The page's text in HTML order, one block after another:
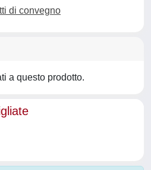
di convegno
a questo prodotto.